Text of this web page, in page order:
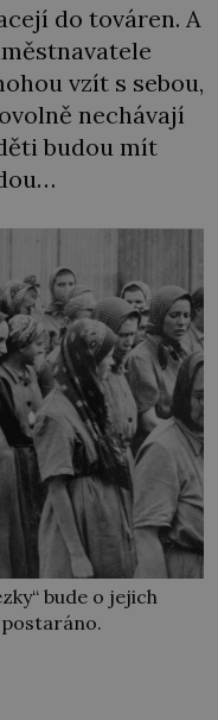
do továren. A
vzít s sebou,
nechávají
budou mít
bude o jejich